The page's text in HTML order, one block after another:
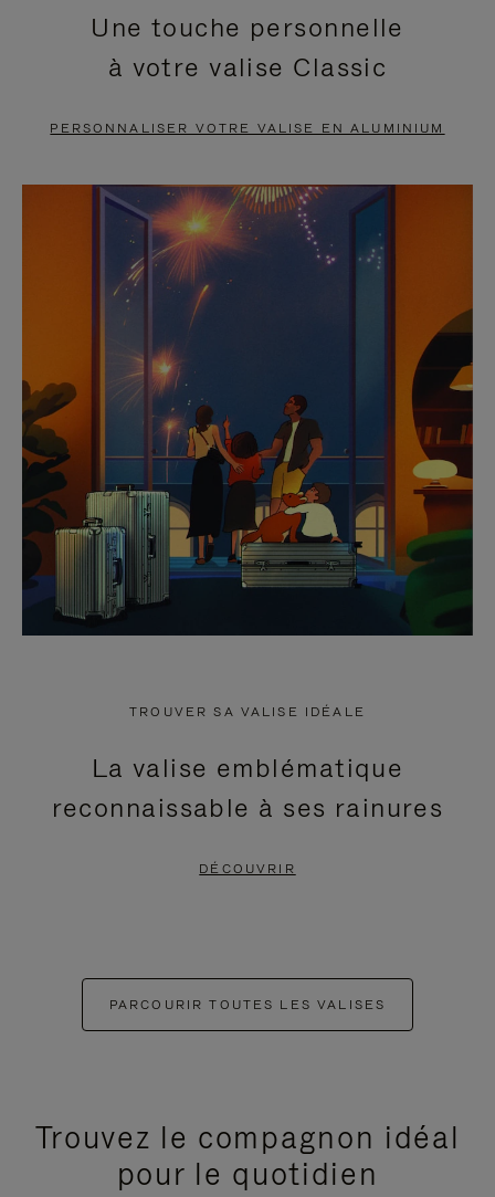
EN
PAUSE,
APPUYEZ
POUR
METTRE
PAUSE
VIDÉO
EST
DÉSACTIVÉ.
CLIQUER
POUR
RÉACTIVER
LE
SON
Une touche personnelle
à votre valise Classic
PERSONNALISER VOTRE VALISE EN ALUMINIUM
TROUVER SA VALISE IDÉALE
La valise emblématique
reconnaissable à ses rainures
DÉCOUVRIR
PARCOURIR TOUTES LES VALISES
Trouvez le compagnon idéal
pour le quotidien